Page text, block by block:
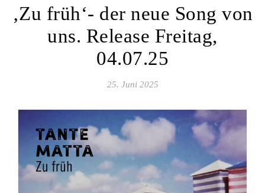
‚Zu früh‘- der neue Song von
uns. Release Freitag,
04.07.25
25. Juni 2025